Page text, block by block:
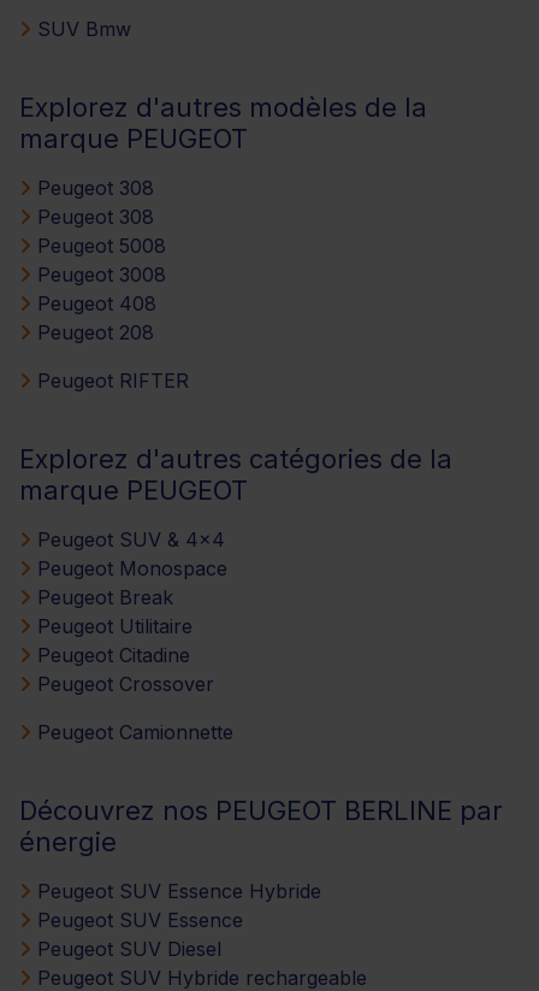
SUV Bmw
Explorez d'autres modèles de la
marque PEUGEOT
Peugeot 308
Peugeot 308
Peugeot 5008
Peugeot 3008
Peugeot 408
Peugeot 208
Peugeot RIFTER
Explorez d'autres catégories de la
marque PEUGEOT
Peugeot SUV & 4x4
Peugeot Monospace
Peugeot Break
Peugeot Utilitaire
Peugeot Citadine
Peugeot Crossover
Peugeot Camionnette
Découvrez nos PEUGEOT BERLINE par
énergie
Peugeot SUV Essence Hybride
Peugeot SUV Essence
Peugeot SUV Diesel
Peugeot SUV Hybride rechargeable